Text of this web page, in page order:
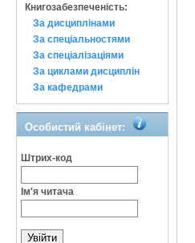
Книгозабезпеченість:
За дисциплінами
За спеціальностями
За спеціалізаціями
За циклами дисциплін
За кафедрами
Особистий кабінет:
Штрих-код
Ім'я читача